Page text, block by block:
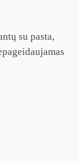
su pasta,